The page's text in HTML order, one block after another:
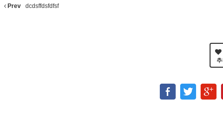
Prev dcdsffdsfdfsf
추